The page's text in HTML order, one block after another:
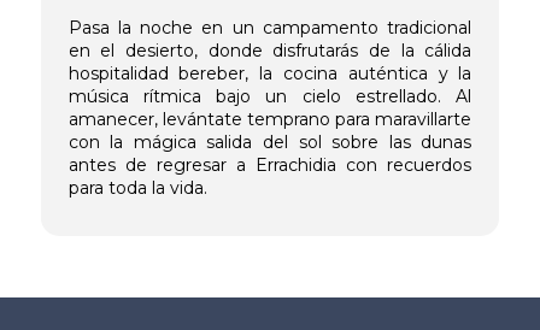
Pasa la noche en un campamento tradicional
en el desierto, donde disfrutarás de la cálida
hospitalidad bereber, la cocina auténtica y la
música rítmica bajo un cielo estrellado. Al
amanecer, levántate temprano para maravillarte
con la mágica salida del sol sobre las dunas
antes de regresar a Errachidia con recuerdos
para toda la vida.